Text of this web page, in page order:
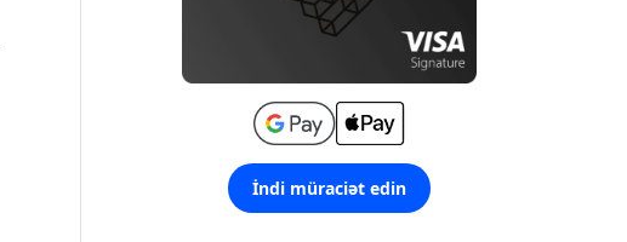
İndi müraciət edin